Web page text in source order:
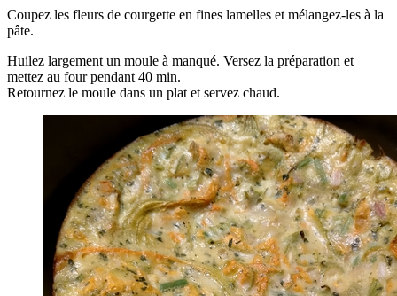
Coupez les fleurs de courgette en fines lamelles et mélangez-les à la
pâte.
Huilez largement un moule à manqué. Versez la préparation et
mettez au four pendant 40 min.
Retournez le moule dans un plat et servez chaud.